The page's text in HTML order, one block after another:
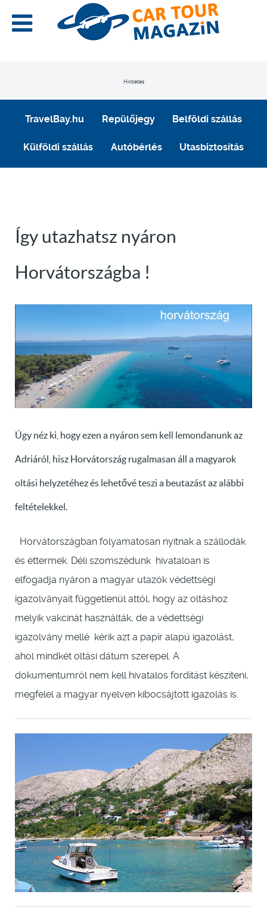
Hirdetés
TravelBay.hu Repülőjegy Belföldi szállás
Külföldi szállás Autóbérlés Utasbiztosítás
Így utazhatsz nyáron
Horvátországba !
Úgy néz ki, hogy ezen a nyáron sem kell lemondanunk az
Adriáról, hisz Horvátország rugalmasan áll a magyarok
oltási helyzetéhez és lehetővé teszi a beutazást az alábbi
feltételekkel.
Horvátországban folyamatosan nyitnak a szállodák
és éttermek. Déli szomszédunk hivataloan is
elfogadja nyáron a magyar utazók védettségi
igazolványait függetlenül attól, hogy az oltáshoz
melyik vakcinát használták, de a védettségi
igazolvány mellé kérik azt a papír alapú igazolást,
ahol mindkét oltási dátum szerepel. A
dokumentumról nem kell hivatalos fordítást készíteni,
megfelel a magyar nyelven kibocsájtott igazolás is.